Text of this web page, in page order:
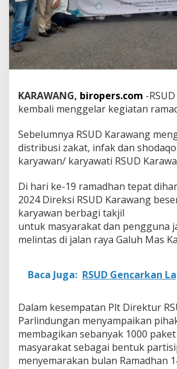
i
1
0
0
0
T
a
i
l
KARAWANG, biropers.com -
kembali menggelar kegiatan
Sebelumnya RSUD Karawang
distribusi zakat, infak dan
karyawan/ karyawati RSUD
Di hari ke-19 ramadhan tepat
2024 Direksi RSUD Karawang
karyawan berbagi takjil
untuk masyarakat dan pengguna
melintas di jalan raya Galuh Mas
Baca Juga: RSUD Gencarkan
Dalam kesempatan Plt Direktur
Parlindungan menyampaikan
membagikan sebanyak 1000
masyarakat sebagai bentuk
menyemarakan bulan Ramadhan